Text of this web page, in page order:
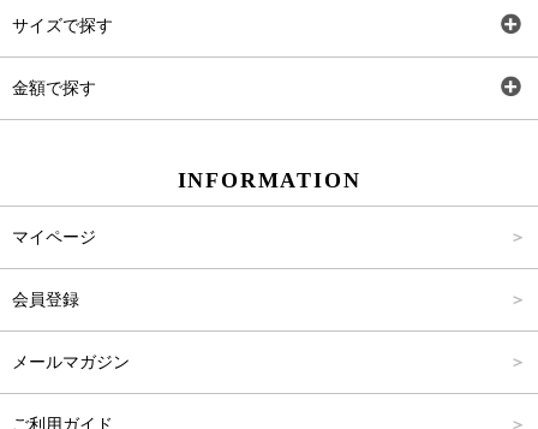
サイズで探す
金額で探す
INFORMATION
マイページ
会員登録
メールマガジン
ご利用ガイド